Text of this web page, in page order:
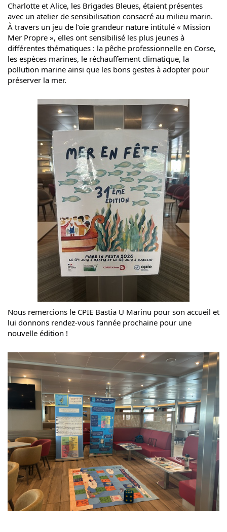
Charlotte et Alice, les Brigades Bleues, étaient présentes
avec un atelier de sensibilisation consacré au milieu marin.
À travers un jeu de l’oie grandeur nature intitulé « Mission
Mer Propre », elles ont sensibilisé les plus jeunes à
différentes thématiques : la pêche professionnelle en Corse,
les espèces marines, le réchauffement climatique, la
pollution marine ainsi que les bons gestes à adopter pour
préserver la mer.
Nous remercions le CPIE Bastia U Marinu pour son accueil et
lui donnons rendez-vous l’année prochaine pour une
nouvelle édition !